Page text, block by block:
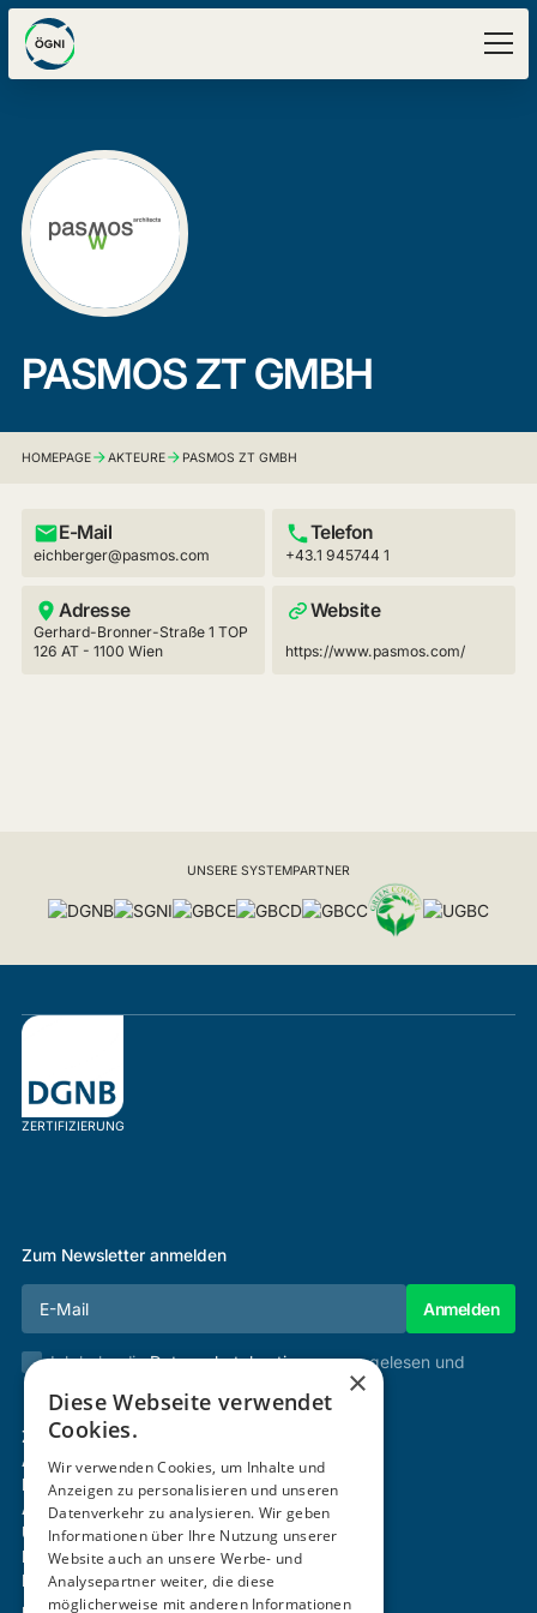
PASMOS ZT GMBH
HOMEPAGE AKTEURE PASMOS ZT GMBH
E-Mail
eichberger@pasmos.com
Telefon
+43.1 945744 1
Adresse
Gerhard-Bronner-Straße 1 TOP
126 AT - 1100 Wien
Website
https://www.pasmos.com/
UNSERE SYSTEMPARTNER
ZERTIFIZIERUNG
Zum Newsletter anmelden
Ich habe dieDatenschutzbestimmungengelesen und
Zertifizierung & Verifikation
Akademie
Mitgliedschaft
Aktivitäten
Über uns
Login
Kontakt
×
Diese Webseite verwendet
Cookies.
Wir verwenden Cookies, um Inhalte und
Anzeigen zu personalisieren und unseren
Datenverkehr zu analysieren. Wir geben
Informationen über Ihre Nutzung unserer
Website auch an unsere Werbe- und
Analysepartner weiter, die diese
möglicherweise mit anderen Informationen